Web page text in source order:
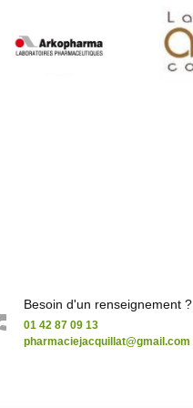
Besoin d'un renseignement ?
01 42 87 09 13
pharmaciejacquillat@gmail.com